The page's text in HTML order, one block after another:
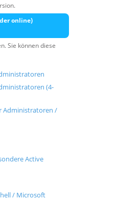
online)
Sie können diese
(4-
Administratoren /
Active
/ Microsoft